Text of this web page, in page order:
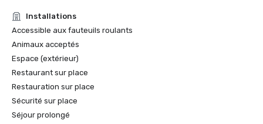
Installations
Accessible aux fauteuils roulants
Animaux acceptés
Espace (extérieur)
Restaurant sur place
Restauration sur place
Sécurité sur place
Séjour prolongé